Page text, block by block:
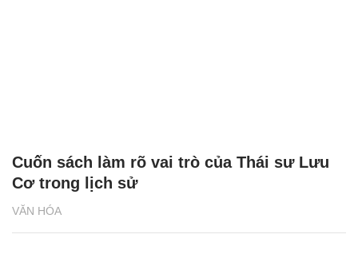
VĂN HÓA
Cuốn sách làm rõ vai trò của Thái sư Lưu
Cơ trong lịch sử